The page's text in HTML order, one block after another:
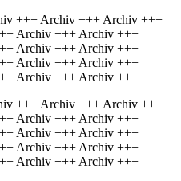
+++ Archiv +++ Archiv +++
Archiv +++ Archiv +++
Archiv +++ Archiv +++
Archiv +++ Archiv +++
Archiv +++ Archiv +++
+++ Archiv +++ Archiv +++
Archiv +++ Archiv +++
Archiv +++ Archiv +++
Archiv +++ Archiv +++
Archiv +++ Archiv +++